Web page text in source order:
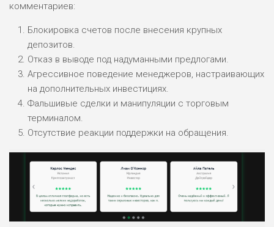
комментариев:
Блокировка счетов после внесения крупных
депозитов.
Отказ в выводе под надуманными предлогами.
Агрессивное поведение менеджеров, настраивающих
на дополнительных инвестициях.
Фальшивые сделки и манипуляции с торговым
терминалом.
Отсутствие реакции поддержки на обращения.